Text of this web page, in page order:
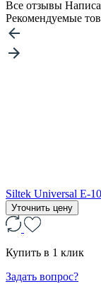
Все отзывы
Рекомендуемые
Siltek Universal Е-
Уточнить цену
Купить в 1 клик
Задать вопрос?